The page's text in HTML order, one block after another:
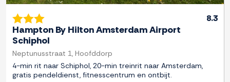
8.3
Hampton By Hilton Amsterdam Airport
Schiphol
Neptunusstraat 1, Hoofddorp
4-min rit naar Schiphol, 20-min treinrit naar Amsterdam,
gratis pendeldienst, fitnesscentrum en ontbijt.